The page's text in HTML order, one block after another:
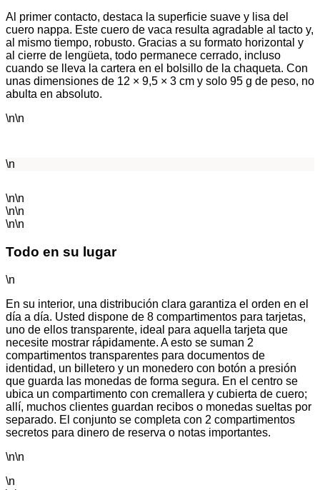
Al primer contacto, destaca la superficie suave y lisa del
cuero nappa. Este cuero de vaca resulta agradable al tacto y,
al mismo tiempo, robusto. Gracias a su formato horizontal y
al cierre de lengüeta, todo permanece cerrado, incluso
cuando se lleva la cartera en el bolsillo de la chaqueta. Con
unas dimensiones de 12 × 9,5 × 3 cm y solo 95 g de peso, no
abulta en absoluto.
\n\n
\n
\n\n
\n\n
\n\n
Todo en su lugar
\n
En su interior, una distribución clara garantiza el orden en el
día a día. Usted dispone de 8 compartimentos para tarjetas,
uno de ellos transparente, ideal para aquella tarjeta que
necesite mostrar rápidamente. A esto se suman 2
compartimentos transparentes para documentos de
identidad, un billetero y un monedero con botón a presión
que guarda las monedas de forma segura. En el centro se
ubica un compartimento con cremallera y cubierta de cuero;
allí, muchos clientes guardan recibos o monedas sueltas por
separado. El conjunto se completa con 2 compartimentos
secretos para dinero de reserva o notas importantes.
\n\n
\n